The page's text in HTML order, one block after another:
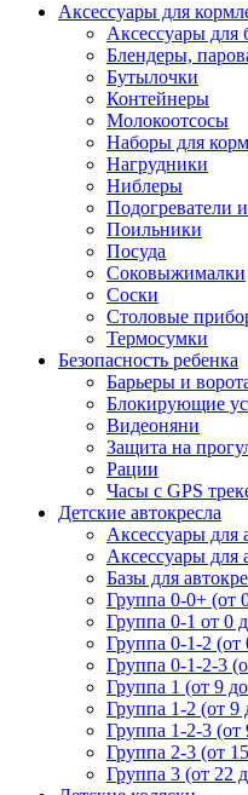
Аксессуары для
Аксессуары для
Блендеры,
Бутылочки
Контейнеры
Молокоотсосы
Наборы для
Нагрудники
Ниблеры
Подогреватели
Поильники
Посуда
Соковыжималки
Соски
Столовые
Термосумки
Безопасность ребенка
Барьеры и
Блокирующие
Видеоняни
Защита на
Рации
Часы с GPS
Детские автокресла
Аксессуары для
Аксессуары для
Базы для
Группа 0-0+ (от
Группа 0-1 от 0
Группа 0-1-2 (от
Группа 0-1-2-3
Группа 1 (от 9
Группа 1-2 (от 9
Группа 1-2-3 (от
Группа 2-3 (от
Группа 3 (от 22